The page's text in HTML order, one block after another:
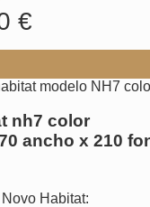
€
modelo NH7
nh7 color
ancho x 210
Habitat: